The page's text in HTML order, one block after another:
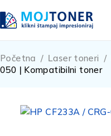
Početna / Laser toneri /
050 | Kompatibilni toner